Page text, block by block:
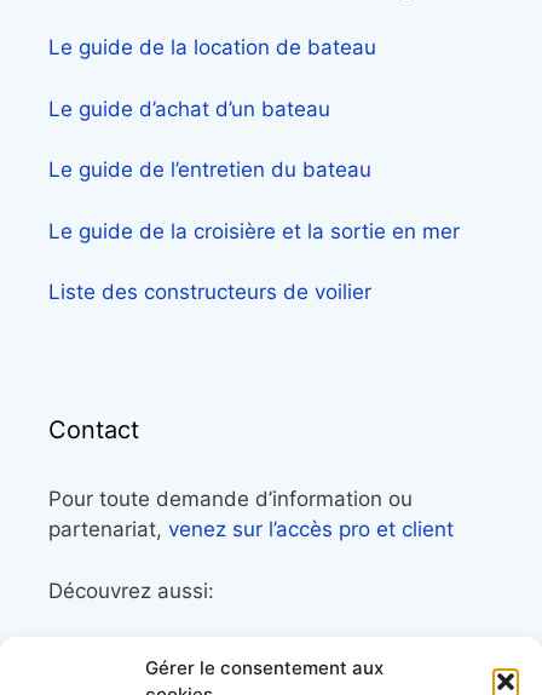
Gérer le consentement aux
Le guide de la location de bateau
Le guide d’achat d’un bateau
Le guide de l’entretien du bateau
Le guide de la croisière et la sortie en mer
Liste des constructeurs de voilier
Contact
Pour toute demande d’information ou
partenariat, venez sur l’accès pro et client
Découvrez aussi:
librairie maritime